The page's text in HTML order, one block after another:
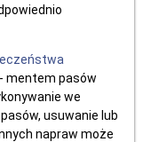
mentem pasów
we
usuwanie lub
napraw może